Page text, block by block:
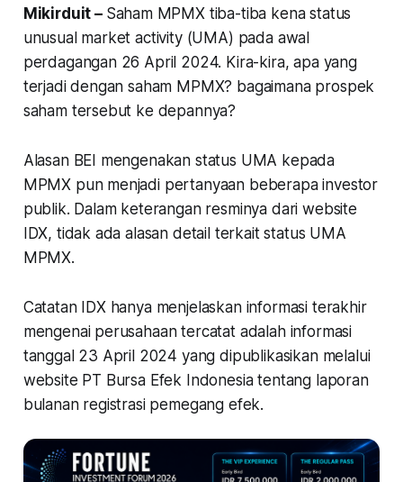
Mikirduit – Saham MPMX tiba-tiba kena status
unusual market activity (UMA) pada awal
perdagangan 26 April 2024. Kira-kira, apa yang
terjadi dengan saham MPMX? bagaimana prospek
saham tersebut ke depannya?
Alasan BEI mengenakan status UMA kepada
MPMX pun menjadi pertanyaan beberapa investor
publik. Dalam keterangan resminya dari website
IDX, tidak ada alasan detail terkait status UMA
MPMX.
Catatan IDX hanya menjelaskan informasi terakhir
mengenai perusahaan tercatat adalah informasi
tanggal 23 April 2024 yang dipublikasikan melalui
website PT Bursa Efek Indonesia tentang laporan
bulanan registrasi pemegang efek.